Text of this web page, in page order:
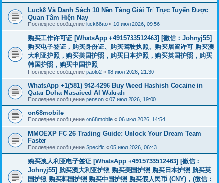
Luck8 Và Danh Sách 10 Nền Tảng Giải Trí Trực Tuyến Được
Quan Tâm Hiện Nay
Последнее сообщение luck88tto « 10 июл 2026, 09:56
购买工作许可证 [WhatsApp +4915733512463] [微信：Johnyj55]
购买电子签证，购买身份证、购买驾驶执照、购买居留许可 购买澳
大利亚护照，购买美国护照，购买日本护照，购买英国护照，购买
韩国护照，购买中国护照
Последнее сообщение paolo2 « 08 июл 2026, 21:30
WhatsApp +1(581) 942-4296 Buy Weed Hashish Cocaine in
Qatar Doha Masaieed Al Wakrah
Последнее сообщение penson « 07 июл 2026, 19:00
on68mobile
Последнее сообщение on68mobile « 06 июл 2026, 14:54
MMOEXP FC 26 Trading Guide: Unlock Your Dream Team
Faster
Последнее сообщение Specific « 05 июл 2026, 06:43
购买澳大利亚电子签证 [WhatsApp +4915733512463] [微信：
Johnyj55] 购买澳大利亚护照 购买美国护照 购买日本护照 购买英
国护照 购买韩国护照 购买中国护照 购买假人民币 (CNY)，(微信：